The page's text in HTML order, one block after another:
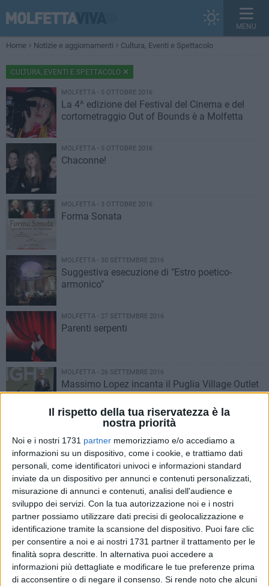
Il rispetto della tua riservatezza è la
nostra priorità
Noi e i nostri 1731 partner memorizziamo e/o accediamo a
informazioni su un dispositivo, come i cookie, e trattiamo dati
personali, come identificatori univoci e informazioni standard
inviate da un dispositivo per annunci e contenuti personalizzati,
misurazione di annunci e contenuti, analisi dell'audience e
sviluppo dei servizi. Con la tua autorizzazione noi e i nostri
partner possiamo utilizzare dati precisi di geolocalizzazione e
identificazione tramite la scansione del dispositivo. Puoi fare clic
per consentire a noi e ai nostri 1731 partner il trattamento per le
finalità sopra descritte. In alternativa puoi accedere a
informazioni più dettagliate e modificare le tue preferenze prima
di acconsentire o di negare il consenso. Si rende noto che alcuni
MENU
Home Notizie e aggiornamenti Cultura, Eventi e Spettacolo
CULTURA, EVENTI E SPETTACOLO
MOLFETTA - 5 OTTOBRE 2016
La 4^ edizione del Festival del Cinema e del
cortometraggio Out of Bounds è a Molfetta
MOLFETTA - 5 OTTOBRE 2016
Chaconne!
MOLFETTA - 3 OTTOBRE 2016
Forma Sonata
MOLFETTA - 30 SETTEMBRE 2016
Suggestiva esecuzione di "Estro poetico-
armonico"
MOLFETTA - 27 SETTEMBRE 2016
Parenti serpenti
MOLFETTA - 26 SETTEMBRE 2016
Massimo Lopez incanta il Puglia Village Outlet
MOLFETTA - 26 SETTEMBRE 2016
"Anima mea": tra Molfetta e Palo del Colle parte
il festival di musica antica
MOLFETTA - 25 SETTEMBRE 2016
Serena de Bari punta a Sanremo Giovani
MOLFETTA - 23 SETTEMBRE 2016
Chi ama non sa